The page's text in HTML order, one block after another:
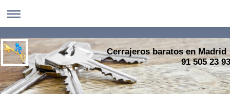
Cerrajeros baratos en Madrid
91 505 23